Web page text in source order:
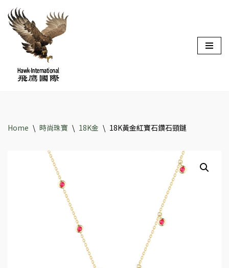
Skip
content
Home \ 時尚珠寶 \ 18K金 \ 18K黃金紅寶石鑽石頸鏈